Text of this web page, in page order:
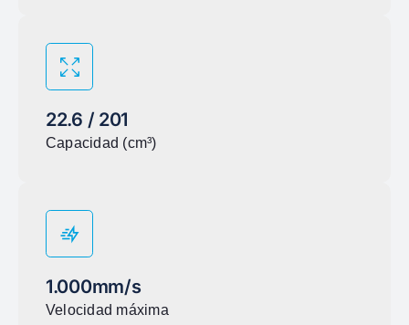
22.6 / 201
Capacidad (cm³)
1.000mm/s
Velocidad máxima